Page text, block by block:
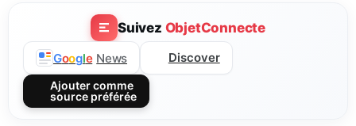
Suivez ObjetConnecte
Google News Discover
Ajouter comme
source préférée